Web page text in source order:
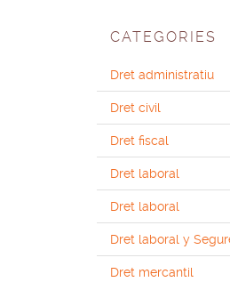
CATEGORIES
Dret administratiu
Dret civil
Dret fiscal
Dret laboral
Dret laboral
Dret laboral y
Dret mercantil